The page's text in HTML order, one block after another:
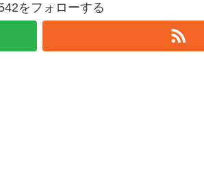
をフォローする